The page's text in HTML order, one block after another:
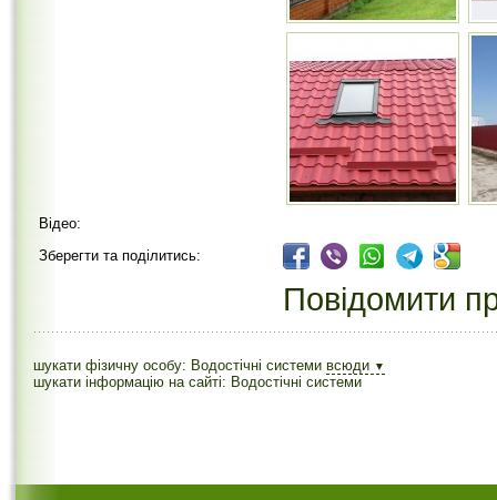
Відео:
Зберегти та поділитись:
Повідомити
шукати фізичну особу: Водостічні системи всюди ▼
шукати інформацію на сайті: Водостічні системи